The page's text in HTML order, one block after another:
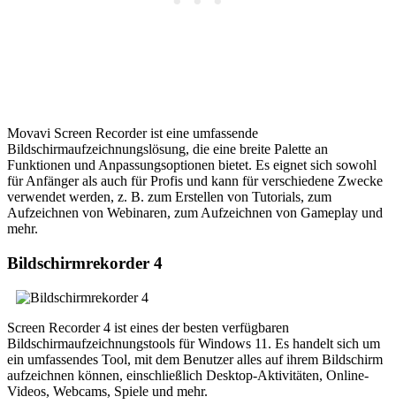
Movavi Screen Recorder ist eine umfassende
Bildschirmaufzeichnungslösung, die eine breite Palette an
Funktionen und Anpassungsoptionen bietet. Es eignet sich sowohl
für Anfänger als auch für Profis und kann für verschiedene Zwecke
verwendet werden, z. B. zum Erstellen von Tutorials, zum
Aufzeichnen von Webinaren, zum Aufzeichnen von Gameplay und
mehr.
Bildschirmrekorder 4
Screen Recorder 4 ist eines der besten verfügbaren
Bildschirmaufzeichnungstools für Windows 11. Es handelt sich um
ein umfassendes Tool, mit dem Benutzer alles auf ihrem Bildschirm
aufzeichnen können, einschließlich Desktop-Aktivitäten, Online-
Videos, Webcams, Spiele und mehr.